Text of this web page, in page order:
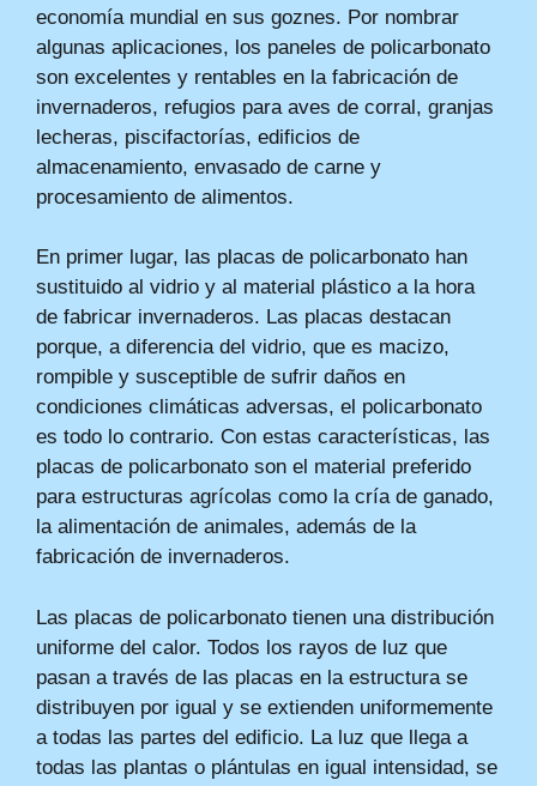
economía mundial en sus goznes. Por nombrar
algunas aplicaciones, los paneles de policarbonato
son excelentes y rentables en la fabricación de
invernaderos, refugios para aves de corral, granjas
lecheras, piscifactorías, edificios de
almacenamiento, envasado de carne y
procesamiento de alimentos.
En primer lugar, las placas de policarbonato han
sustituido al vidrio y al material plástico a la hora
de fabricar invernaderos. Las placas destacan
porque, a diferencia del vidrio, que es macizo,
rompible y susceptible de sufrir daños en
condiciones climáticas adversas, el policarbonato
es todo lo contrario. Con estas características, las
placas de policarbonato son el material preferido
para estructuras agrícolas como la cría de ganado,
la alimentación de animales, además de la
fabricación de invernaderos.
Las placas de policarbonato tienen una distribución
uniforme del calor. Todos los rayos de luz que
pasan a través de las placas en la estructura se
distribuyen por igual y se extienden uniformemente
a todas las partes del edificio. La luz que llega a
todas las plantas o plántulas en igual intensidad, se